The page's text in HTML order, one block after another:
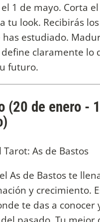
1 de mayo. Corta
tu look. Recibirás
has estudiado.
define claramente lo
futuro.
(20 de enero -
Tarot: As de Bastos
As de Bastos te
y crecimiento.
te das a conocer